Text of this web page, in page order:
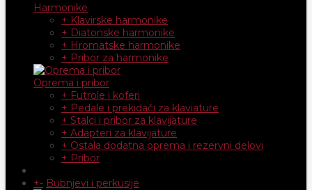
Harmonike
+ Klavirske harmonike
+ Diatonske harmonike
+ Hromatske harmonike
+ Pribor za harmonike
Oprema i pribor
+ Futrole i koferi
+ Pedale i prekidači za klaviature
+ Stalci i pribor za klavijature
+ Adapteri za klavijature
+ Ostala dodatna oprema i rezervni delovi
+ Pribor
+- Bubnjevi i perkusije